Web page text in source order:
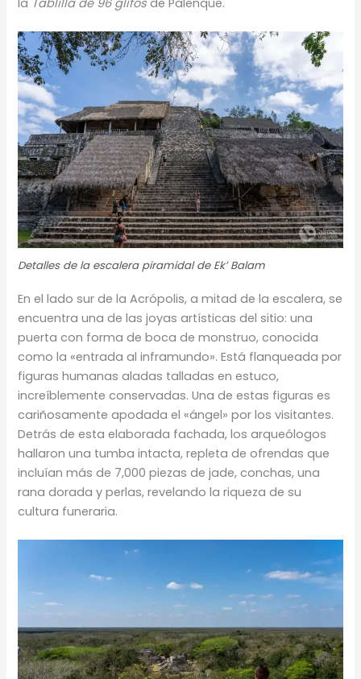
Detalles de la escalera piramidal de Ek’ Balam
En el lado sur de la Acrópolis, a mitad de la escalera, se
encuentra una de las joyas artísticas del sitio: una
puerta con forma de boca de monstruo, conocida
como la «entrada al inframundo». Está flanqueada por
figuras humanas aladas talladas en estuco,
increíblemente conservadas. Una de estas figuras es
cariñosamente apodada el «ángel» por los visitantes.
Detrás de esta elaborada fachada, los arqueólogos
hallaron una tumba intacta, repleta de ofrendas que
incluían más de 7,000 piezas de jade, conchas, una
rana dorada y perlas, revelando la riqueza de su
cultura funeraria.